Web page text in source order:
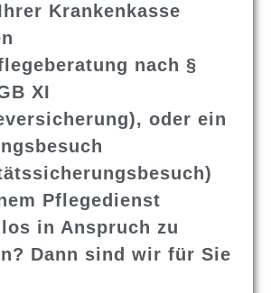
Krankenkasse
nach §
XI
oder ein
Pflegedienst
in Anspruch zu
Dann sind wir für Sie